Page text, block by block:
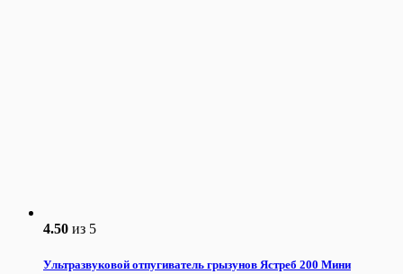
4.50 из 5
Ультразвуковой отпугиватель грызунов Ястреб 200 Мини